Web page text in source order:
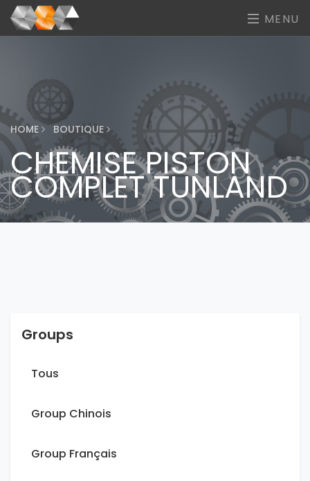
MENU
HOME BOUTIQUE
CHEMISE PISTON
COMPLET TUNLAND
Groups
Tous
Group Chinois
Group Français